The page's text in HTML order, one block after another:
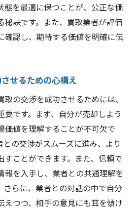
態を最適に保つことが、公正な価
秘訣です。また、買取業者が評価
確認し、期待する価値を明確に伝
せるための心構え
の交渉を成功させるためには、
要です。まず、自分が売却しよう
価値を理解することが不可欠で
との交渉がスムーズに進み、より
すことができます。また、信頼で
報を入手し、業者との共通理解を
さらに、業者との対話の中で自分
えつつ、相手の意見にも耳を傾け